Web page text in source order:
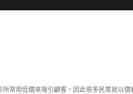
常用低價來吸引顧客，因此很多民眾就以